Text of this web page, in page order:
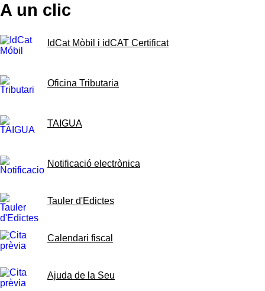
A un clic
IdCat Mòbil i idCAT Certificat
Oficina Tributaria
TAIGUA
Notificació electrònica
Tauler d'Edictes
Calendari fiscal
Ajuda de la Seu